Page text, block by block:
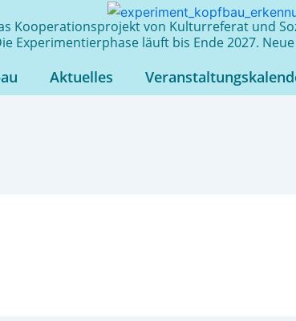
Kooperationsprojekt von Kulturreferat und
Experimentierphase läuft bis Ende 2027.
Aktuelles